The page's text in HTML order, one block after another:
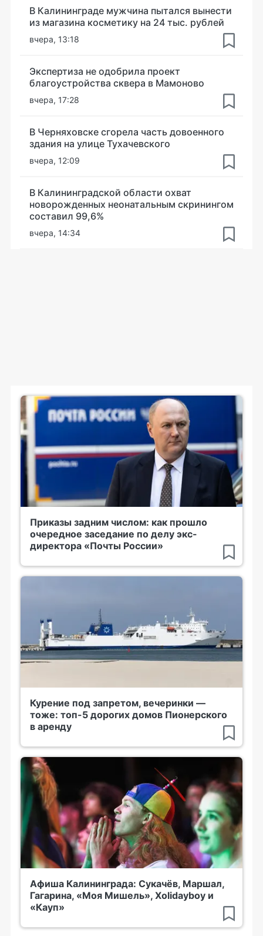
В Калининграде мужчина пытался вынести
из магазина косметику на 24 тыс. рублей
вчера, 13:18
Экспертиза не одобрила проект
благоустройства сквера в Мамоново
вчера, 17:28
В Черняховске сгорела часть довоенного
здания на улице Тухачевского
вчера, 12:09
В Калининградской области охват
новорожденных неонатальным скринингом
составил 99,6%
вчера, 14:34
Приказы задним числом: как прошло
очередное заседание по делу экс-
директора «Почты России»
Курение под запретом, вечеринки —
тоже: топ-5 дорогих домов Пионерского
в аренду
Афиша Калининграда: Сукачёв, Маршал,
Гагарина, «Моя Мишель», Xolidayboy и
«Кауп»